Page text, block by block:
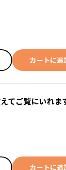
カートに追
てご覧にいれ
カートに追